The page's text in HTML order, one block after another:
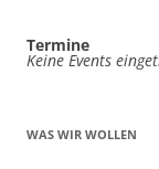
Termine
Keine Events
WAS WIR WOLLEN